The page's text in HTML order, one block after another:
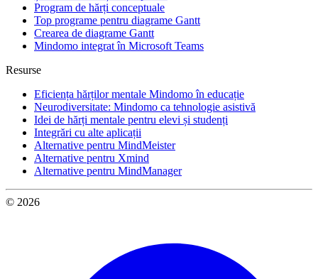
Program de hărți conceptuale
Top programe pentru diagrame Gantt
Crearea de diagrame Gantt
Mindomo integrat în Microsoft Teams
Resurse
Eficiența hărților mentale Mindomo în educație
Neurodiversitate: Mindomo ca tehnologie asistivă
Idei de hărți mentale pentru elevi și studenți
Integrări cu alte aplicații
Alternative pentru MindMeister
Alternative pentru Xmind
Alternative pentru MindManager
© 2026